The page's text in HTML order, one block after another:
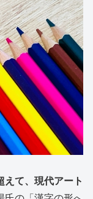
えて、現代アート